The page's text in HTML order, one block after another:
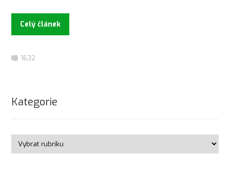
Celý článek
1632
Kategorie